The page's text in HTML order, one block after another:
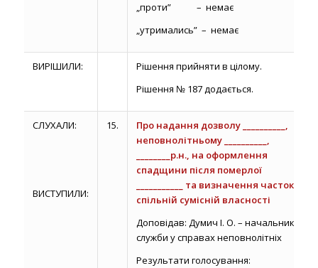
„проти” – немає
„утримались” – немає
ВИРІШИЛИ:
Рішення прийняти в цілому.
Рішення № 187 додається.
СЛУХАЛИ:
ВИСТУПИЛИ:
15.
Про надання дозволу __________,
неповнолітньому __________,
________р.н., на оформлення
спадщини після померлої
___________ та визначення часток у
спільній сумісній власності
Доповідав: Думич І. О. – начальник
служби у справах неповнолітніх
Результати голосування: